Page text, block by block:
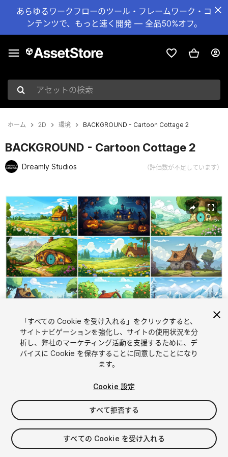
あらゆるワークフローのツール・フレームワーク・コ
ンテンツで、もっと速く開発 — 全品50%オフ。
アセットの検索
ホーム 2D 環境 BACKGROUND - Cartoon Cottage 2
BACKGROUND - Cartoon Cottage 2
Dreamly Studios （評価数が不足しています）
現在のスライド：1 / 25
1/ 25
$19.99
消費税は決済時に計算されます
「すべての Cookie を受け入れる」をクリックすると、
サイトナビゲーションを強化し、サイトの使用状況を分
析し、弊社のマーケティング活動を支援するために、デ
バイスに Cookie を保存することに同意したことになり
ます。
Cookie 設定
すべて拒否する
すべての Cookie を受け入れる